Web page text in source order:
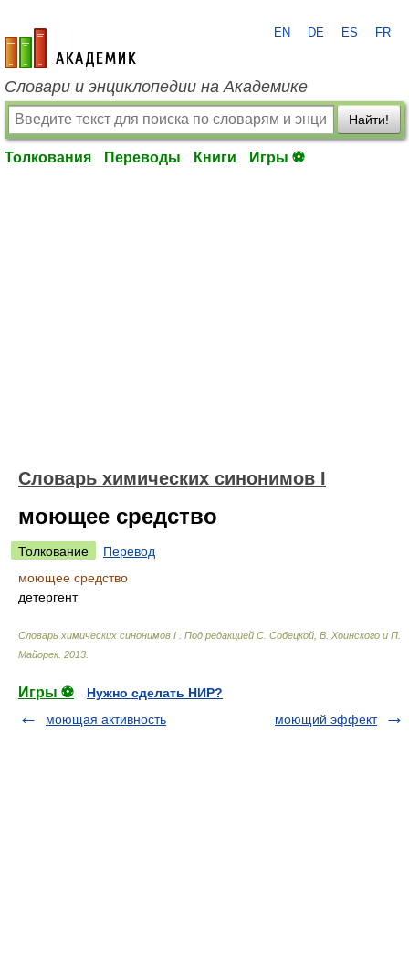
academic.ru
EN DE ES FR
Словари и энциклопедии на Академике
Найти!
Толкования Переводы Книги Игры ⚽
Cловарь химических синонимов I
моющее средство
Толкование
Перевод
моющее средство
детергент
Cловарь химических синонимов I
Под редакцией С. Собецкой, В. Хоинского и П.
Майорек. 2013
Игры ⚽
Нужно сделать НИР?
моющая активность
моющий эффект